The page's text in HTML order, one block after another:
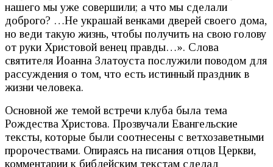
нашего мы уже совершили; а что мы сделали
доброго? …Не украшай венками дверей своего дома,
но веди такую жизнь, чтобы получить на свою голову
от руки Христовой венец правды…». Слова
святителя Иоанна Златоуста послужили поводом для
рассуждения о том, что есть истинный праздник в
жизни человека.
Основной же темой встречи клуба была тема
Рождества Христова. Прозвучали Евангельские
тексты, которые были соотнесены с ветхозаветными
пророчествами. Опираясь на писания отцов Церкви,
комментарии к библейским текстам сделал